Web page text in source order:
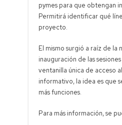
pymes para que obtengan
Permitirá identificar qué
proyecto.
El mismo surgió a raíz de
inauguración de las
ventanilla única de acceso
informativo, la idea es que
más funciones.
Para más información, se